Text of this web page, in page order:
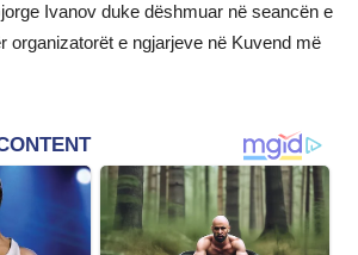
Ivanov duke dëshmuar në seancën e
organizatorët e ngjarjeve në Kuvend më